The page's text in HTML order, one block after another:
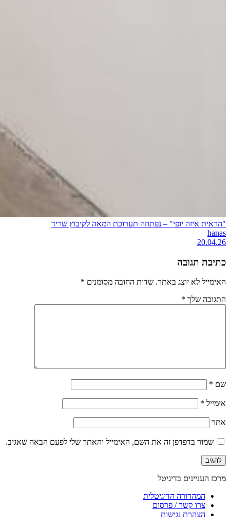
"הראית איזה יופי" – נפתחה תערוכת המאה לקיבוץ שריד
hanas
20.04.26
כתיבת תגובה
האימייל לא יוצג באתר. שדות החובה מסומנים *
התגובה שלך *
שם *
אימייל *
אתר
שמור בדפדפן זה את השם, האימייל והאתר שלי לפעם הבאה שאגיב.
מרכז העניינים בדיגיטל
המהדורה הדיגיטלית
צרו קשר / פרסום
הצהרת נגישות